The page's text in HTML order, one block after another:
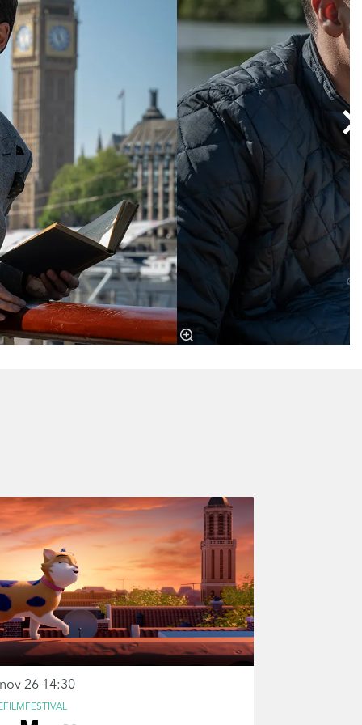
26 14:30